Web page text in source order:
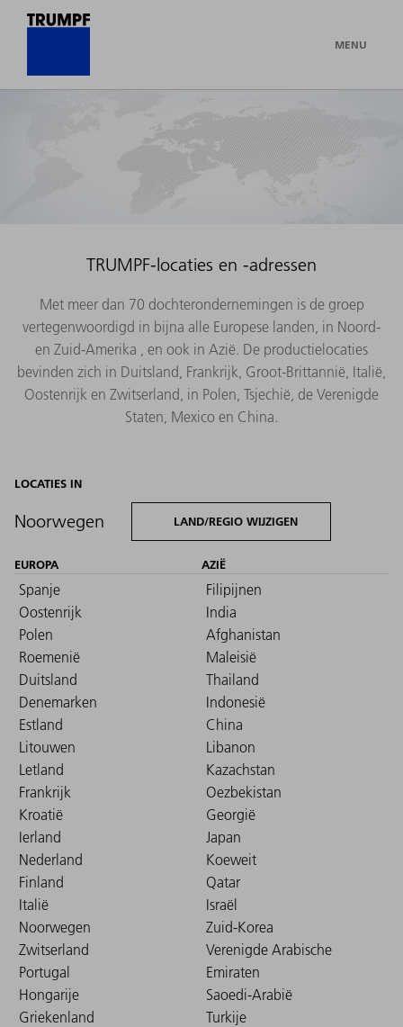
MENU
TRUMPF-locaties en -adressen
Met meer dan 70 dochterondernemingen is de groep
vertegenwoordigd in bijna alle Europese landen, in Noord-
en Zuid-Amerika , en ook in Azië. De productielocaties
bevinden zich in Duitsland, Frankrijk, Groot-Brittannië, Italië,
Oostenrijk en Zwitserland, in Polen, Tsjechië, de Verenigde
Staten, Mexico en China.
LOCATIES IN
Noorwegen LAND/REGIO WIJZIGEN
EUROPA
Spanje
Oostenrijk
Polen
Roemenië
Duitsland
Denemarken
Estland
Litouwen
Letland
Frankrijk
Kroatië
Ierland
Nederland
Finland
Italië
Noorwegen
Zwitserland
Portugal
Hongarije
Griekenland
AZIË
Filipijnen
India
Afghanistan
Maleisië
Thailand
Indonesië
China
Libanon
Kazachstan
Oezbekistan
Georgië
Japan
Koeweit
Qatar
Israël
Zuid-Korea
Verenigde Arabische
Emiraten
Saoedi-Arabië
Turkije